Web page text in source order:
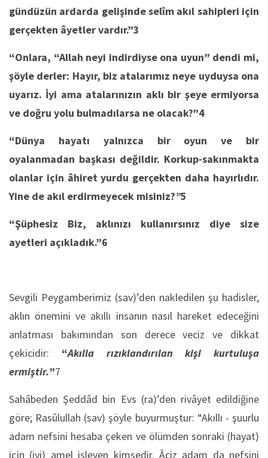
gündüzün ardarda gelişinde selîm akıl sahipleri için
gerçekten âyetler vardır.”3
“Onlara, “Allah neyi indirdiyse ona uyun” dendi mi,
şöyle derler: Hayır, biz atalarımız neye uyduysa ona
uyarız. İyi ama atalarınızın aklı bir şeye ermiyorsa
ve doğru yolu bulmadılarsa ne olacak?”4
“Dünya hayatı yalnızca bir oyun ve bir
oyalanmadan başkası değildir. Korkup-sakınmakta
olanlar için âhiret yurdu gerçekten daha hayırlıdır.
Yine de akıl erdirmeyecek misiniz?”5
“Şüphesiz Biz, aklınızı kullanırsınız diye size
ayetleri açıkladık.”6
Sevgili Peygamberimiz (sav)’den nakledilen şu hadisler,
aklın önemini ve akıllı insanın nasıl hareket edeceğini
anlatması bakımından son derece veciz ve dikkat
çekicidir: “Akılla rızıklandırılan kişi kurtuluşa
ermiştir.”7
Sahâbeden Şeddâd bin Evs (ra)’den rivâyet edil­diğine
göre; Rasûlullah (sav) şöyle buyurmuştur: “Akıllı - şuurlu
adam nefsini hesaba çeken ve ölümden sonraki (hayat)
için (iyi) amel işleyen kimsedir. Âciz adam da nefsini